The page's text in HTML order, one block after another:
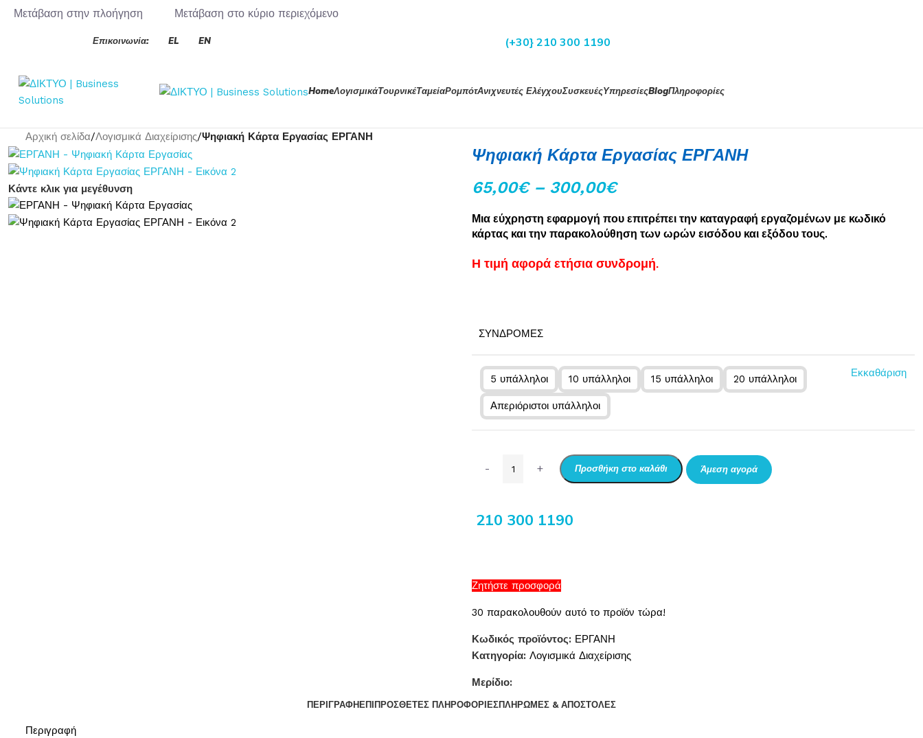
Μετάβαση στην πλοήγηση Μετάβαση στο κύριο περιεχόμενο
Επικοινωνία: EL EN (+30} 210 300 1190
HomeΛογισμικάΤουρνικέΤαμείαΡομπότΑνιχνευτές ΕλέγχουΣυσκευέςΥπηρεσίεςBlogΠληροφορίες
Αρχική σελίδα/Λογισμικά Διαχείρισης/Ψηφιακή Κάρτα Εργασίας ΕΡΓΑΝΗ
Κάντε κλικ για μεγέθυνση
Ψηφιακή Κάρτα Εργασίας ΕΡΓΑΝΗ
65,00€ – 300,00€
Μια εύχρηστη εφαρμογή που επιτρέπει την καταγραφή εργαζομένων με κωδικό
κάρτας και την παρακολούθηση των ωρών εισόδου και εξόδου τους.
Η τιμή αφορά ετήσια συνδρομή.
ΣΥΝΔΡΟΜΈΣ
5 υπάλληλοι 10 υπάλληλοι 15 υπάλληλοι 20 υπάλληλοι
Απεριόριστοι υπάλληλοι
Εκκαθάριση
- + Προσθήκη στο καλάθι Άμεση αγορά
210 300 1190
Ζητήστε προσφορά
30 παρακολουθούν αυτό το προϊόν τώρα!
Κωδικός προϊόντος: ΕΡΓΑΝΗ
Κατηγορία: Λογισμικά Διαχείρισης
Μερίδιο:
ΠΕΡΙΓΡΑΦΉΕΠΙΠΡΌΣΘΕΤΕΣ ΠΛΗΡΟΦΟΡΊΕΣΠΛΗΡΩΜΈΣ & ΑΠΟΣΤΟΛΈΣ
Περιγραφή